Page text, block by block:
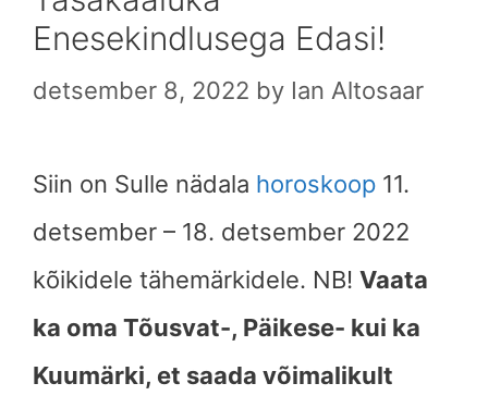
Enesekindlusega Edasi!
detsember 8, 2022 by Ian Altosaar
Siin on Sulle nädala horoskoop 11.
detsember – 18. detsember 2022
kõikidele tähemärkidele. NB! Vaata
ka oma Tõusvat-, Päikese- kui ka
Kuumärki, et saada võimalikult